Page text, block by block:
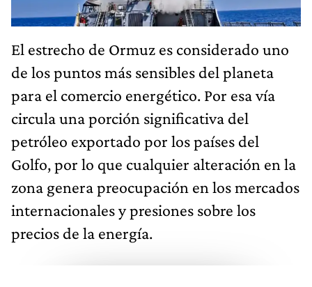
El estrecho de Ormuz es considerado uno
de los puntos más sensibles del planeta
para el comercio energético. Por esa vía
circula una porción significativa del
petróleo exportado por los países del
Golfo, por lo que cualquier alteración en la
zona genera preocupación en los mercados
internacionales y presiones sobre los
precios de la energía.